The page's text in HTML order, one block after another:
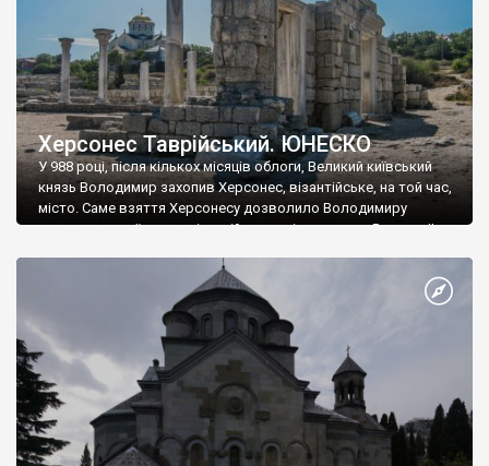
Херсонес Таврійський. ЮНЕСКО
У 988 році, після кількох місяців облоги, Великий київський
князь Володимир захопив Херсонес, візантійське, на той час,
місто. Саме взяття Херсонесу дозволило Володимиру
диктувати свої умови візантійському імператору Василю ІІ, та
Херсонесі Володимир-язичник, став Василем-християнином.
А потім було Хрещення Русі. На честь Херсонесу Таврійського